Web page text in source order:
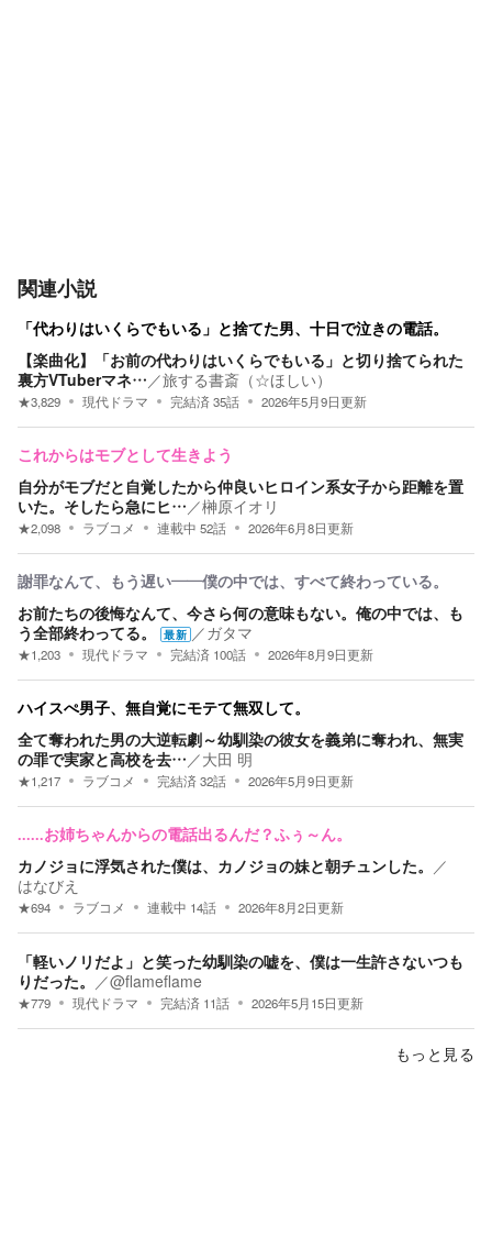
関連小説
「代わりはいくらでもいる」と捨てた男、十日で泣きの電話。
【楽曲化】「お前の代わりはいくらでもいる」と切り捨てられた
裏方VTuberマネ… ／旅する書斎（☆ほしい）
★3,829 現代ドラマ 完結済35話 2026年5月9日更新
これからはモブとして生きよう
自分がモブだと自覚したから仲良いヒロイン系女子から距離を置
いた。そしたら急にヒ… ／榊原イオリ
★2,098 ラブコメ 連載中 52話 2026年6月8日更新
謝罪なんて、もう遅い――僕の中では、すべて終わっている。
お前たちの後悔なんて、今さら何の意味もない。俺の中では、も
う全部終わってる。
最新 ／ガタマ
★1,203 現代ドラマ 完結済 100話 2026年8月9日更新
ハイスぺ男子、無自覚にモテて無双して。
全て奪われた男の大逆転劇～幼馴染の彼女を義弟に奪われ、無実
の罪で実家と高校を去… ／大田 明
★1,217 ラブコメ 完結済32話 2026年5月9日更新
......お姉ちゃんからの電話出るんだ？ふぅ～ん。
カノジョに浮気された僕は、カノジョの妹と朝チュンした。 ／
はなびえ
★694 ラブコメ 連載中 14話 2026年8月2日更新
「軽いノリだよ」と笑った幼馴染の嘘を、僕は一生許さないつも
りだった。 ／@flameflame
★779 現代ドラマ 完結済 11話 2026年5月15日更新
もっと見る